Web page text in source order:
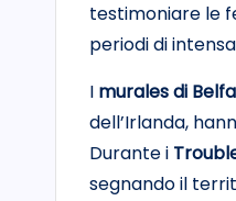
testimoniare le
periodi di
I murales di
dell’Irlanda,
Durante i
segnando il